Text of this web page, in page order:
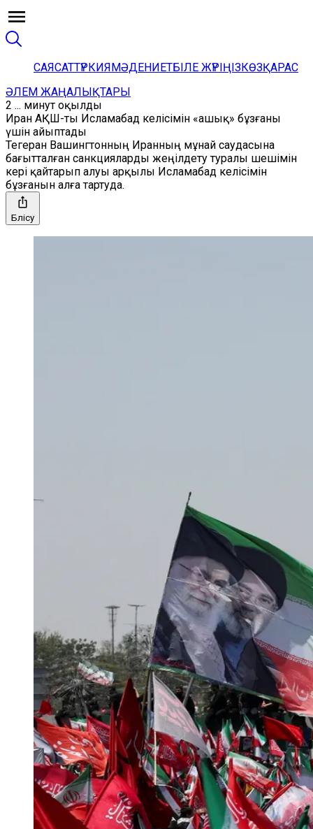
САЯСАТТҮРКИЯМӘДЕНИЕТБІЛЕ ЖҮРІҢІЗКӨЗҚАРАС
ӘЛЕМ ЖАҢАЛЫҚТАРЫ
2 ... минут оқылды
Иран АҚШ-ты Исламабад келісімін «ашық» бұзғаны
үшін айыптады
Тегеран Вашингтонның Иранның мұнай саудасына
бағытталған санкцияларды жеңілдету туралы шешімін
кері қайтарып алуы арқылы Исламабад келісімін
бұзғанын алға тартуда.
Бөлісу